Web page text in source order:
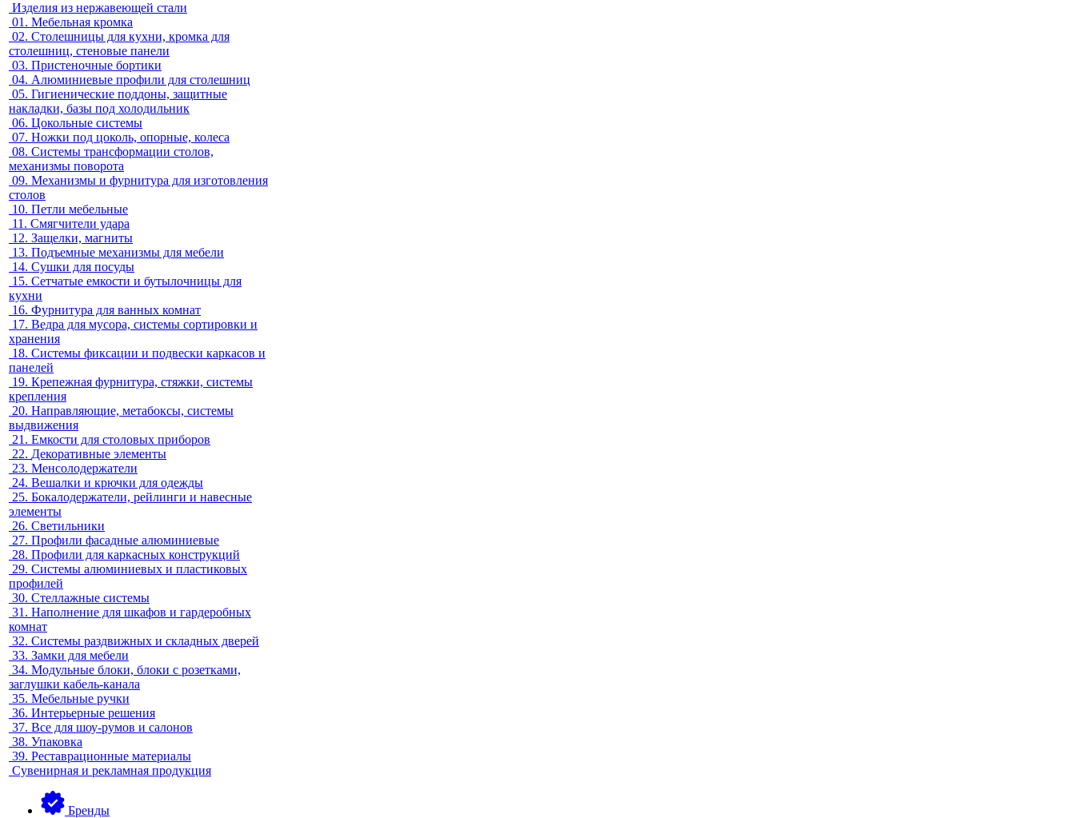
Изделия из нержавеющей стали
01. Мебельная кромка
02. Столешницы для кухни, кромка для
столешниц, стеновые панели
03. Пристеночные бортики
04. Алюминиевые профили для столешниц
05. Гигиенические поддоны, защитные
накладки, базы под холодильник
06. Цокольные системы
07. Ножки под цоколь, опорные, колеса
08. Системы трансформации столов,
механизмы поворота
09. Механизмы и фурнитура для изготовления
столов
10. Петли мебельные
11. Смягчители удара
12. Защелки, магниты
13. Подъемные механизмы для мебели
14. Сушки для посуды
15. Сетчатые емкости и бутылочницы для
кухни
16. Фурнитура для ванных комнат
17. Ведра для мусора, системы сортировки и
хранения
18. Системы фиксации и подвески каркасов и
панелей
19. Крепежная фурнитура, стяжки, системы
крепления
20. Направляющие, метабоксы, системы
выдвижения
21. Емкости для столовых приборов
22. Декоративные элементы
23. Менсолодержатели
24. Вешалки и крючки для одежды
25. Бокалодержатели, рейлинги и навесные
элементы
26. Светильники
27. Профили фасадные алюминиевые
28. Профили для каркасных конструкций
29. Системы алюминиевых и пластиковых
профилей
30. Стеллажные системы
31. Наполнение для шкафов и гардеробных
комнат
32. Системы раздвижных и складных дверей
33. Замки для мебели
34. Модульные блоки, блоки с розетками,
заглушки кабель-канала
35. Мебельные ручки
36. Интерьерные решения
37. Все для шоу-румов и салонов
38. Упаковка
39. Реставрационные материалы
Сувенирная и рекламная продукция
Бренды